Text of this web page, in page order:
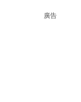
廣告